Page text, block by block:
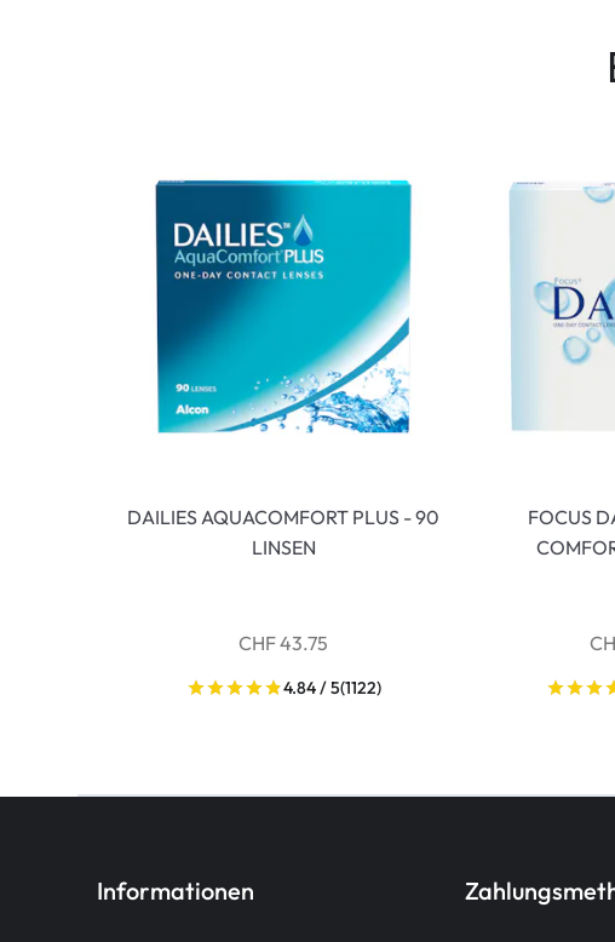
DAILIES AQUACOMFORT PLUS - 90
LINSEN
CHF 43.75
4.84 / 5(1122)
FOCUS
Informationen